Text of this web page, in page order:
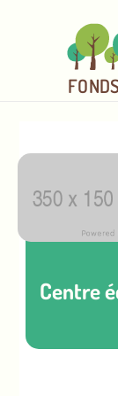
FONDS
Centre